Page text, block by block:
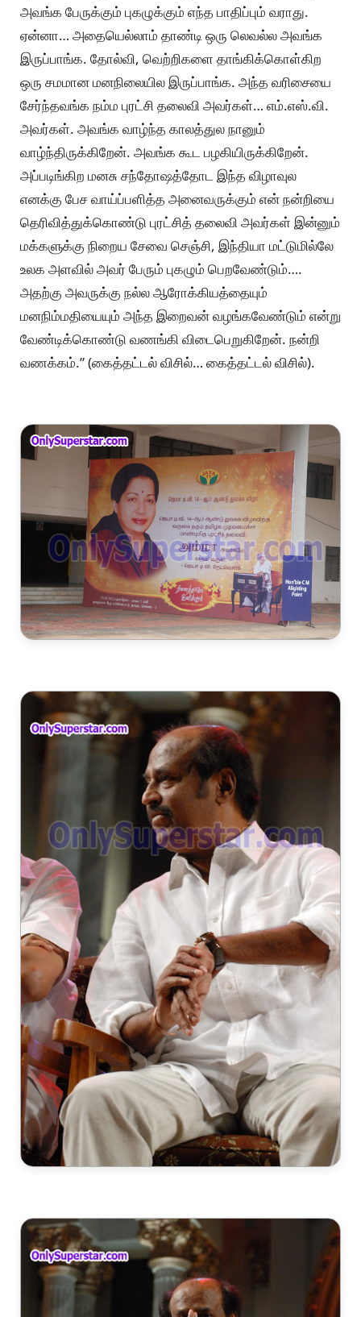
அவங்க பேருக்கும் புகழுக்கும் எந்த பாதிப்பும் வராது.
ஏன்னா… அதையெல்லாம் தாண்டி ஒரு லெவல்ல அவங்க
இருப்பாங்க. தோல்வி, வெற்றிகளை தாங்கிக்கொள்கிற
ஒரு சமமான மனநிலையில இருப்பாங்க. அந்த வரிசையை
சேர்ந்தவங்க நம்ம புரட்சி தலைவி அவர்கள்… எம்.எஸ்.வி.
அவர்கள். அவங்க வாழ்ந்த காலத்துல நானும்
வாழ்ந்திருக்கிறேன். அவங்க கூட பழகியிருக்கிறேன்.
அப்படிங்கிற மனசு சந்தோஷத்தோட இந்த விழாவுல
எனக்கு பேச வாய்ப்பளித்த அனைவருக்கும் என் நன்றியை
தெரிவித்துக்கொண்டு புரட்சித் தலைவி அவர்கள் இன்னும்
மக்களுக்கு நிறைய சேவை செஞ்சி, இந்தியா மட்டுமில்லே
உலக அளவில் அவர் பேரும் புகழும் பெறவேண்டும்….
அதற்கு அவருக்கு நல்ல ஆரோக்கியத்தையும்
மனநிம்மதியையும் அந்த இறைவன் வழங்கவேண்டும் என்று
வேண்டிக்கொண்டு வணங்கி விடைபெறுகிறேன். நன்றி
வணக்கம்.” (கைத்தட்டல் விசில்… கைத்தட்டல் விசில்).